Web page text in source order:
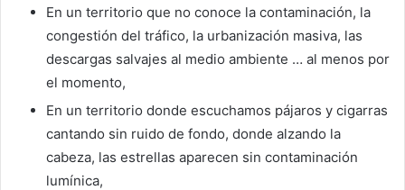
En un territorio que no conoce la contaminación, la
congestión del tráfico, la urbanización masiva, las
descargas salvajes al medio ambiente … al menos por
el momento,
En un territorio donde escuchamos pájaros y cigarras
cantando sin ruido de fondo, donde alzando la
cabeza, las estrellas aparecen sin contaminación
lumínica,